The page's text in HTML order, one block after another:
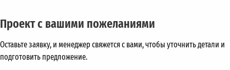
Проект с вашими пожеланиями
Оставьте заявку, и менеджер свяжется с вами, чтобы уточнить детали и
подготовить предложение.